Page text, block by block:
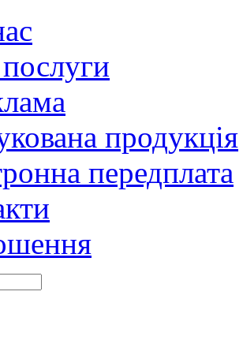
продукція
передплата